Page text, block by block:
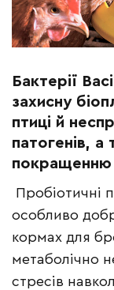
Бактерії
захисну
птиці й
патогенів,
покращенню
Пробіотичні
особливо
кормах для
метаболічно
стресів